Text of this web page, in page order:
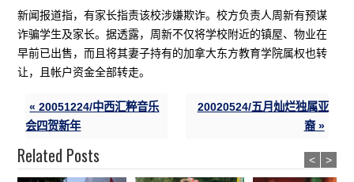
新闻报道指，有家长指责该校涉嫌欺诈。校方负责人周新有预谋
诈骗学生及家长。据透露，周新不仅将学校附近的镇屋、物业在
早前已出售，而且将其妻子持有的加拿大东方教育学院属权也转
让，且帐户资金全部转走。
« 20051224/中西汇粹音乐
会四贺新年
20020524/五月灿烂独属亚
裔 »
Related Posts < >